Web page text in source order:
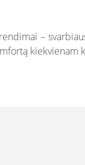
–
kiekvienam